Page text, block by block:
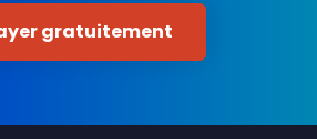
gratuitement